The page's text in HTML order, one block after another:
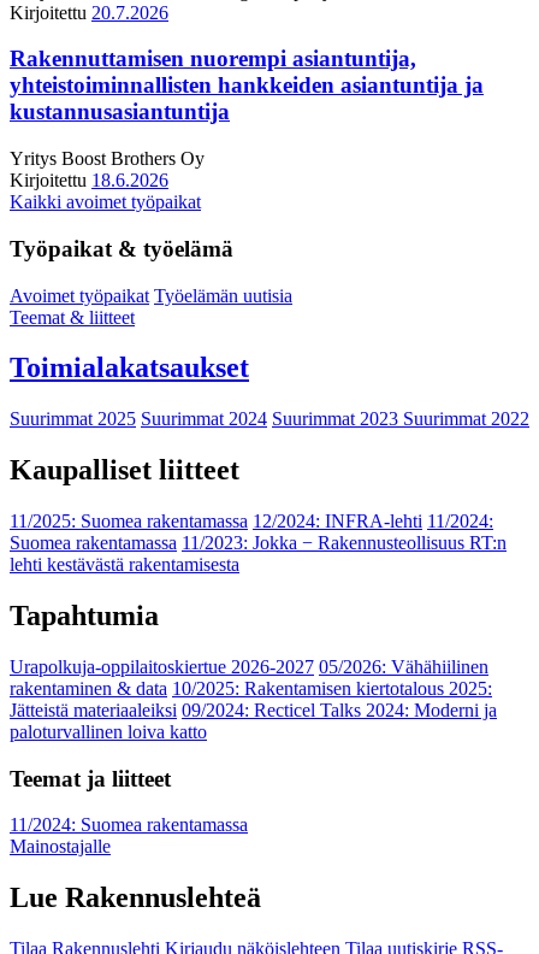
Kirjoitettu 20.7.2026
Rakennuttamisen nuorempi asiantuntija,
yhteistoiminnallisten hankkeiden asiantuntija ja
kustannusasiantuntija
Yritys Boost Brothers Oy
Kirjoitettu 18.6.2026
Kaikki avoimet työpaikat
Työpaikat & työelämä
Avoimet työpaikat Työelämän uutisia
Teemat & liitteet
Toimialakatsaukset
Suurimmat 2025 Suurimmat 2024 Suurimmat 2023 Suurimmat 2022
Kaupalliset liitteet
11/2025: Suomea rakentamassa 12/2024: INFRA-lehti 11/2024:
Suomea rakentamassa 11/2023: Jokka − Rakennusteollisuus RT:n
lehti kestävästä rakentamisesta
Tapahtumia
Urapolkuja-oppilaitoskiertue 2026-2027 05/2026: Vähähiilinen
rakentaminen & data 10/2025: Rakentamisen kiertotalous 2025:
Jätteistä materiaaleiksi 09/2024: Recticel Talks 2024: Moderni ja
paloturvallinen loiva katto
Teemat ja liitteet
11/2024: Suomea rakentamassa
Mainostajalle
Lue Rakennuslehteä
Tilaa Rakennuslehti Kirjaudu näköislehteen Tilaa uutiskirje RSS-